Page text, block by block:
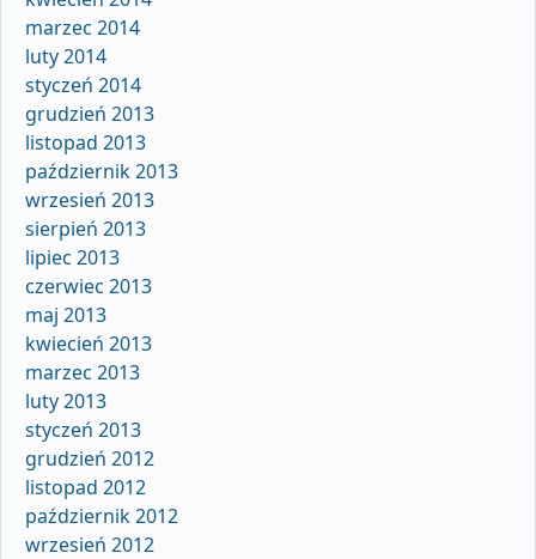
marzec 2014
luty 2014
styczeń 2014
grudzień 2013
listopad 2013
październik 2013
wrzesień 2013
sierpień 2013
lipiec 2013
czerwiec 2013
maj 2013
kwiecień 2013
marzec 2013
luty 2013
styczeń 2013
grudzień 2012
listopad 2012
październik 2012
wrzesień 2012